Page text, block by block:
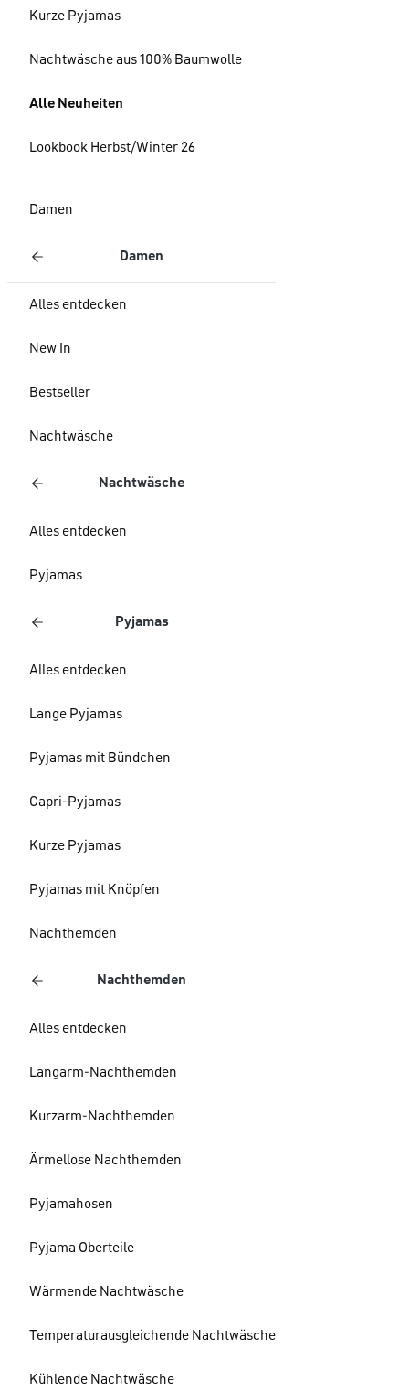
Kurze Pyjamas
Nachtwäsche aus 100% Baumwolle
Alle Neuheiten
Lookbook Herbst/Winter 26
Damen
Damen
Alles entdecken
New In
Bestseller
Nachtwäsche
Nachtwäsche
Alles entdecken
Pyjamas
Pyjamas
Alles entdecken
Lange Pyjamas
Pyjamas mit Bündchen
Capri-Pyjamas
Kurze Pyjamas
Pyjamas mit Knöpfen
Nachthemden
Nachthemden
Alles entdecken
Langarm-Nachthemden
Kurzarm-Nachthemden
Ärmellose Nachthemden
Pyjamahosen
Pyjama Oberteile
Wärmende Nachtwäsche
Temperaturausgleichende Nachtwäsche
Kühlende Nachtwäsche